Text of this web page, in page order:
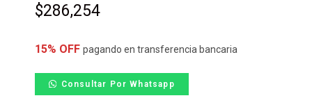
$286,254
15% OFF pagando en transferencia bancaria
Consultar Por Whatsapp